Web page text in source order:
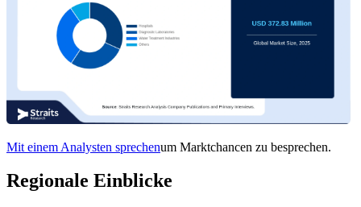
Mit einem Analysten sprechenum Marktchancen zu besprechen.
Regionale Einblicke